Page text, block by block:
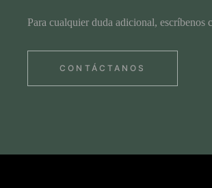
Para cualquier duda adicional, escríbenos
CONTÁCTANOS